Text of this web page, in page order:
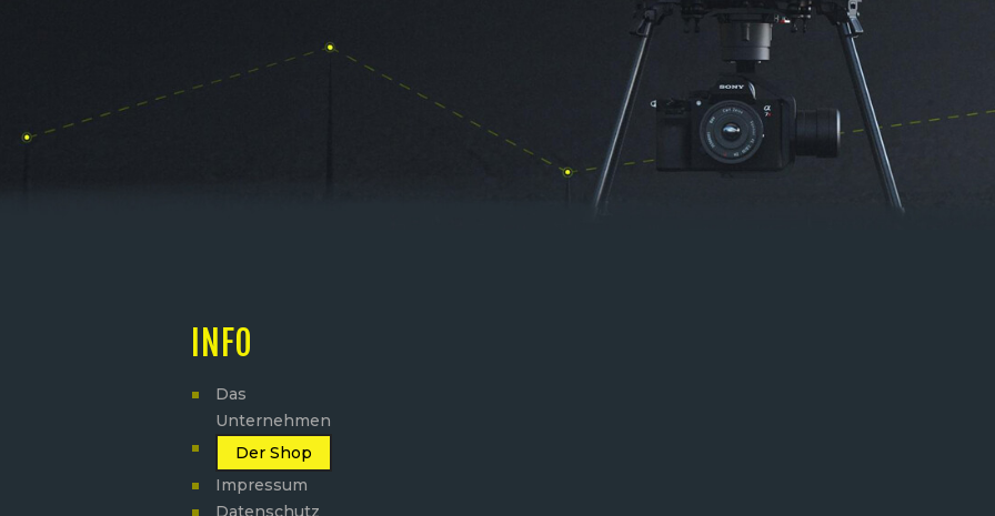
INFO
Das
Unternehmen
Der Shop
Impressum
Datenschutz